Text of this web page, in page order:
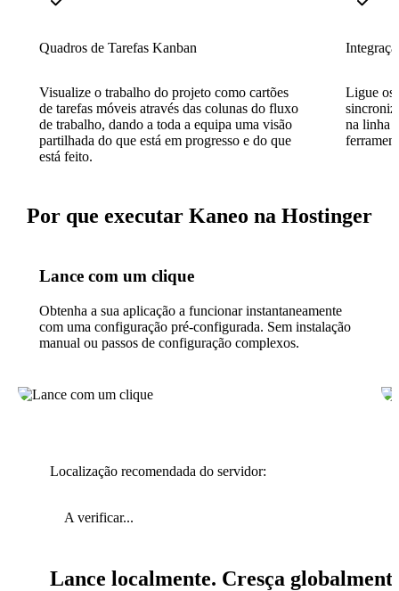
Quadros de Tarefas Kanban
Visualize o trabalho do projeto como cartões
de tarefas móveis através das colunas do fluxo
de trabalho, dando a toda a equipa uma visão
partilhada do que está em progresso e do que
está feito.
Ligue os
na linha
Por que executar Kaneo na Hostinger
Lance com um clique
Obtenha a sua aplicação a funcionar instantaneamente
com uma configuração pré-configurada. Sem instalação
manual ou passos de configuração complexos.
Localização recomendada do servidor:
A verificar...
Lance localmente. Cresça